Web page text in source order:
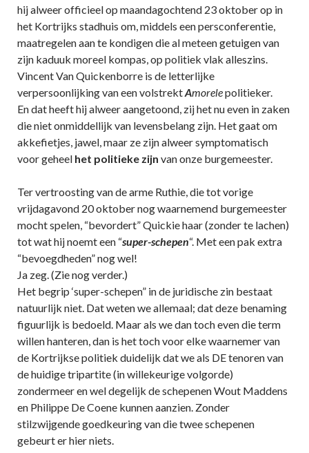
hij alweer officieel op maandagochtend 23 oktober op in
het Kortrijks stadhuis om, middels een persconferentie,
maatregelen aan te kondigen die al meteen getuigen van
zijn kaduuk moreel kompas, op politiek vlak alleszins.
Vincent Van Quickenborre is de letterlijke
verpersoonlijking van een volstrektAmorelepolitieker.
En dat heeft hij alweer aangetoond, zij het nu even in zaken
die niet onmiddellijk van levensbelang zijn. Het gaat om
akkefietjes, jawel, maar ze zijn alweer symptomatisch
voor geheel het politieke zijn van onze burgemeester.
Ter vertroosting van de arme Ruthie, die tot vorige
vrijdagavond 20 oktober nog waarnemend burgemeester
mocht spelen, “bevordert” Quickie haar (zonder te lachen)
tot wat hij noemt een “super-schepen“. Met een pak extra
“bevoegdheden” nog wel!
Ja zeg. (Zie nog verder.)
Het begrip ‘super-schepen” in de juridische zin bestaat
natuurlijk niet. Dat weten we allemaal; dat deze benaming
figuurlijk is bedoeld. Maar als we dan toch even die term
willen hanteren, dan is het toch voor elke waarnemer van
de Kortrijkse politiek duidelijk dat we als DE tenoren van
de huidige tripartite (in willekeurige volgorde)
zondermeer en wel degelijk de schepenen Wout Maddens
en Philippe De Coene kunnen aanzien. Zonder
stilzwijgende goedkeuring van die twee schepenen
gebeurt er hier niets.